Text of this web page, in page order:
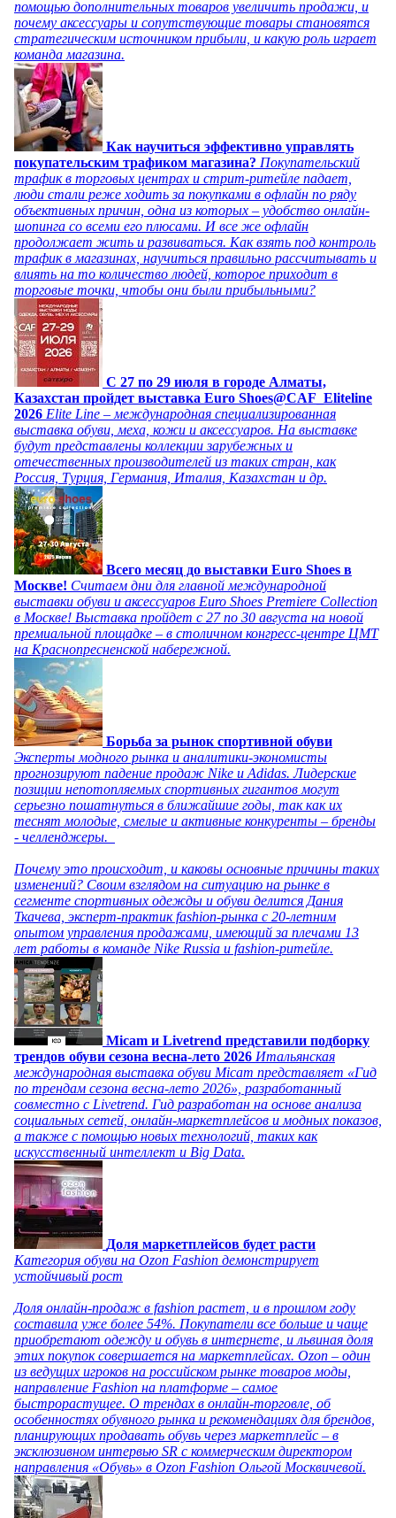
помощью дополнительных товаров увеличить продажи, и
почему аксессуары и сопутствующие товары становятся
стратегическим источником прибыли, и какую роль играет
команда магазина.
Как научиться эффективно управлять
покупательским трафиком магазина? Покупательский
трафик в торговых центрах и стрит-ритейле падает,
люди стали реже ходить за покупками в офлайн по ряду
объективных причин, одна из которых – удобство онлайн-
шопинга со всеми его плюсами. И все же офлайн
продолжает жить и развиваться. Как взять под контроль
трафик в магазинах, научиться правильно рассчитывать и
влиять на то количество людей, которое приходит в
торговые точки, чтобы они были прибыльными?
C 27 по 29 июля в городе Алматы,
Казахстан пройдет выставка Euro Shoes@CAF_Eliteline
2026 Elite Line – международная специализированная
выставка обуви, меха, кожи и аксессуаров. На выставке
будут представлены коллекции зарубежных и
отечественных производителей из таких стран, как
Россия, Турция, Германия, Италия, Казахстан и др.
Всего месяц до выставки Euro Shoes в
Москве! Считаем дни для главной международной
выставки обуви и аксессуаров Euro Shoes Premiere Collection
в Москве! Выставка пройдет с 27 по 30 августа на новой
премиальной площадке – в столичном конгресс-центре ЦМТ
на Краснопресненской набережной.
Борьба за рынок спортивной обуви
Эксперты модного рынка и аналитики-экономисты
прогнозируют падение продаж Nike и Adidas. Лидерские
позиции непотопляемых спортивных гигантов могут
серьезно пошатнуться в ближайшие годы, так как их
теснят молодые, смелые и активные конкуренты – бренды
- челленджеры.
Почему это происходит, и каковы основные причины таких
изменений? Своим взглядом на ситуацию на рынке в
сегменте спортивных одежды и обуви делится Дания
Ткачева, эксперт-практик fashion-рынка с 20-летним
опытом управления продажами, имеющий за плечами 13
лет работы в команде Nike Russia и fashion-ритейле.
Micam и Livetrend представили подборку
трендов обуви сезона весна-лето 2026 Итальянская
международная выставка обуви Micam представляет «Гид
по трендам сезона весна-лето 2026», разработанный
совместно с Livetrend. Гид разработан на основе анализа
социальных сетей, онлайн-маркетплейсов и модных показов,
а также с помощью новых технологий, таких как
искусственный интеллект и Big Data.
Доля маркетплейсов будет расти
Категория обуви на Ozon Fashion демонстрирует
устойчивый рост
Доля онлайн-продаж в fashion растет, и в прошлом году
составила уже более 54%. Покупатели все больше и чаще
приобретают одежду и обувь в интернете, и львиная доля
этих покупок совершается на маркетплейсах. Ozon – один
из ведущих игроков на российском рынке товаров моды,
направление Fashion на платформе – самое
быстрорастущее. О трендах в онлайн-торговле, об
особенностях обувного рынка и рекомендациях для брендов,
планирующих продавать обувь через маркетплейс – в
эксклюзивном интервью SR с коммерческим директором
направления «Обувь» в Ozon Fashion Ольгой Москвичевой.